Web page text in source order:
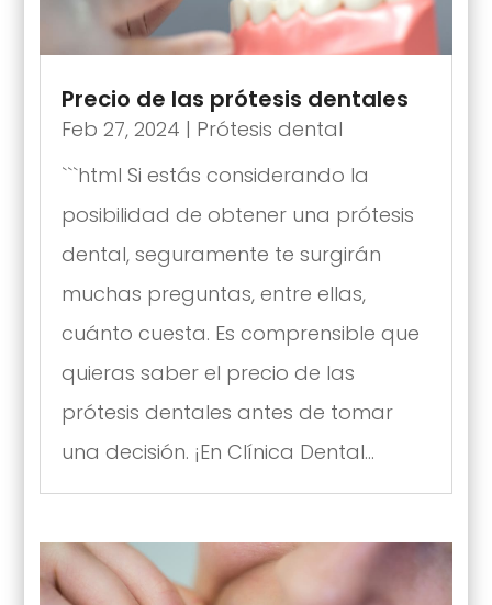
Precio de las prótesis dentales
Feb 27, 2024 | Prótesis dental
```html Si estás considerando la
posibilidad de obtener una prótesis
dental, seguramente te surgirán
muchas preguntas, entre ellas,
cuánto cuesta. Es comprensible que
quieras saber el precio de las
prótesis dentales antes de tomar
una decisión. ¡En Clínica Dental...